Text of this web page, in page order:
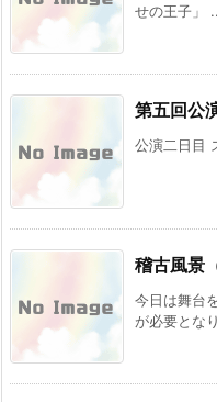
せの王子」
第五回公
公演二日目
稽古風景
今日は舞台
が必要とな